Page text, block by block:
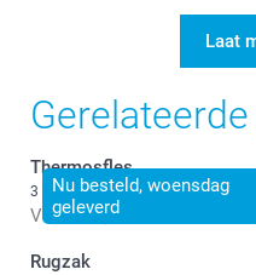
Laat
Nu besteld, woensdag
geleverd
Thermosfles
3 varianten
Vanaf 23,99
Rugzak